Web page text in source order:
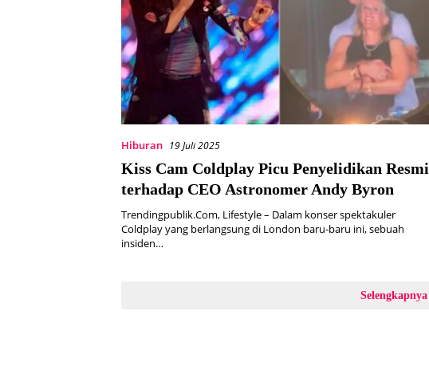
Hiburan 19 Juli 2025
Kiss Cam Coldplay Picu Penyelidikan Resmi
terhadap CEO Astronomer Andy Byron
Trendingpublik.Com, Lifestyle – Dalam konser spektakuler
Coldplay yang berlangsung di London baru-baru ini, sebuah
insiden…
Selengkapnya